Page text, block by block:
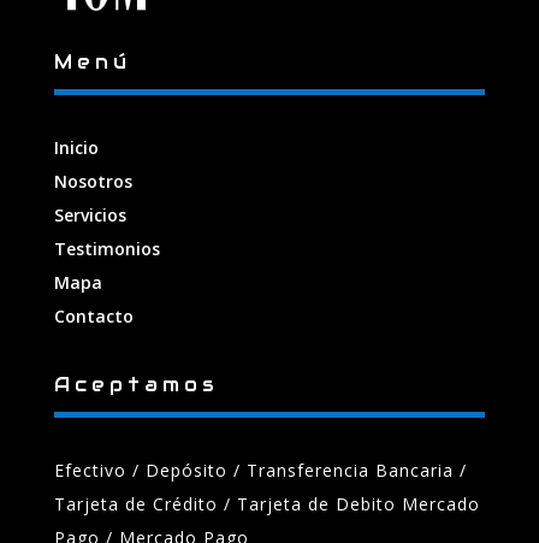
Menú
Inicio
Nosotros
Servicios
Testimonios
Mapa
Contacto
Aceptamos
Efectivo / Depósito / Transferencia Bancaria /
Tarjeta de Crédito / Tarjeta de Debito Mercado
Pago / Mercado Pago